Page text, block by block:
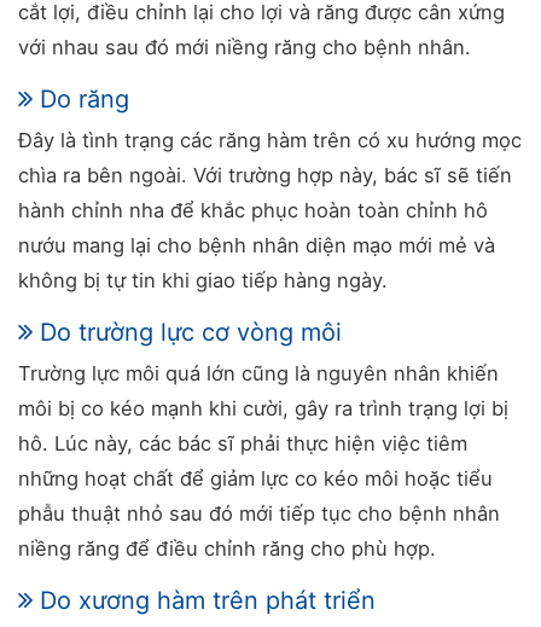
cắt lợi, điều chỉnh lại cho lợi và răng được cân xứng
với nhau sau đó mới niềng răng cho bệnh nhân.
Do răng
Đây là tình trạng các răng hàm trên có xu hướng mọc
chìa ra bên ngoài. Với trường hợp này, bác sĩ sẽ tiến
hành chỉnh nha để khắc phục hoàn toàn chỉnh hô
nướu mang lại cho bệnh nhân diện mạo mới mẻ và
không bị tự tin khi giao tiếp hàng ngày.
Do trường lực cơ vòng môi
Trường lực môi quá lớn cũng là nguyên nhân khiến
môi bị co kéo mạnh khi cười, gây ra trình trạng lợi bị
hô. Lúc này, các bác sĩ phải thực hiện việc tiêm
những hoạt chất để giảm lực co kéo môi hoặc tiểu
phẫu thuật nhỏ sau đó mới tiếp tục cho bệnh nhân
niềng răng để điều chỉnh răng cho phù hợp.
Do xương hàm trên phát triển